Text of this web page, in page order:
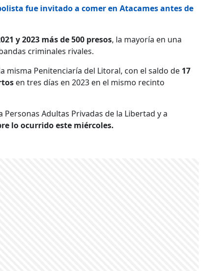
fue invitado a comer en Atacames antes de
y 2023 más de 500 presos, la mayoría en una
criminales rivales.
misma Penitenciaría del Litoral, con el saldo de 17
en tres días en 2023 en el mismo recinto
Adultas Privadas de la Libertad y a
lo ocurrido este miércoles.